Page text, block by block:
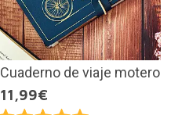
Cuaderno de viaje motero
11,99€